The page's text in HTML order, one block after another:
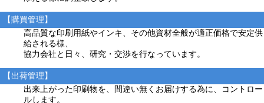
【購買管理】
高品質な印刷用紙やインキ、その他資材全般が適正価格で安定供
給される様、
協力会社と日々、研究・交渉を行なっています。
【出荷管理】
出来上がった印刷物を、間違い無くお届けする為に、コントロー
ルします。